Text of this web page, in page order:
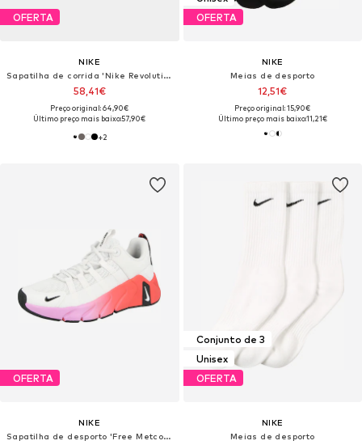
OFERTA
NIKE
Sapatilha de corrida 'Nike Revolution 8'
58,41€
Preço original: 64,90€
Último preço mais baixo:57,90€
+2
OFERTA
NIKE
Meias de desporto
12,51€
Preço original: 15,90€
Último preço mais baixo:11,21€
OFERTA
NIKE
Sapatilha de desporto 'Free Metcon 7'
Conjunto de 3
Unisex
OFERTA
NIKE
Meias de desporto